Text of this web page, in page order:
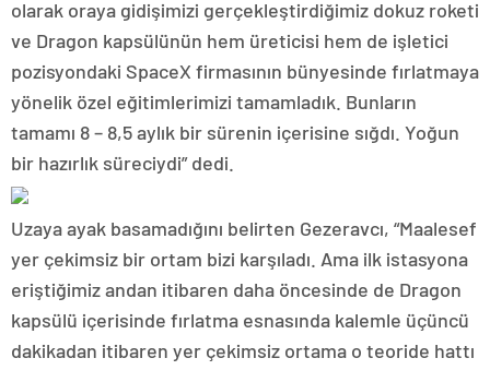
olarak oraya gidişimizi gerçekleştirdiğimiz dokuz roketi
ve Dragon kapsülünün hem üreticisi hem de işletici
pozisyondaki SpaceX firmasının bünyesinde fırlatmaya
yönelik özel eğitimlerimizi tamamladık. Bunların
tamamı 8 – 8,5 aylık bir sürenin içerisine sığdı. Yoğun
bir hazırlık süreciydi” dedi.
Uzaya ayak basamadığını belirten Gezeravcı, “Maalesef
yer çekimsiz bir ortam bizi karşıladı. Ama ilk istasyona
eriştiğimiz andan itibaren daha öncesinde de Dragon
kapsülü içerisinde fırlatma esnasında kalemle üçüncü
dakikadan itibaren yer çekimsiz ortama o teoride hattı